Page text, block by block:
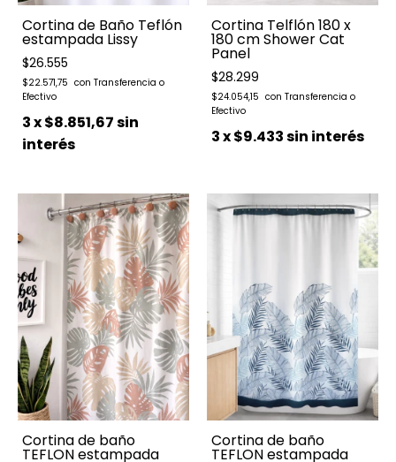
Cortina de Baño Teflón
estampada Lissy
$26.555
$22.571,75
3x$8.851,67sin
interés
Cortina Telflón 180 x
180 cm Shower Cat
Panel
$28.299
$24.054,15
3x$9.433sin interés
Cortina de baño
TEFLON estampada
Cortina de baño
TEFLON estampada